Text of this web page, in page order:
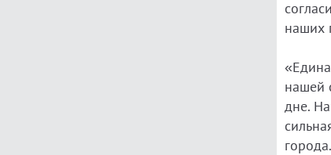
наших
нашей
дне.
города.